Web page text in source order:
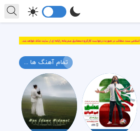
تمام آهنگ ها ...